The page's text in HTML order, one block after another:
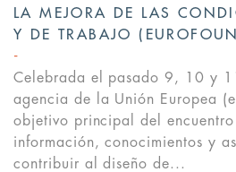
LA MEJORA DE LAS
Y DE TRABAJO
Celebrada el pasado 9, 10 y
agencia de la Unión Europea
objetivo principal del
información, conocimientos y
contribuir al diseño de...